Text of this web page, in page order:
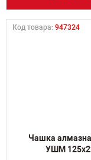
Код товара: 947324
Чашка
УШМ